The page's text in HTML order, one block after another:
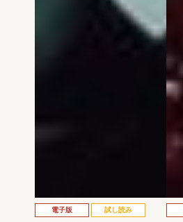
電子版 試し読み